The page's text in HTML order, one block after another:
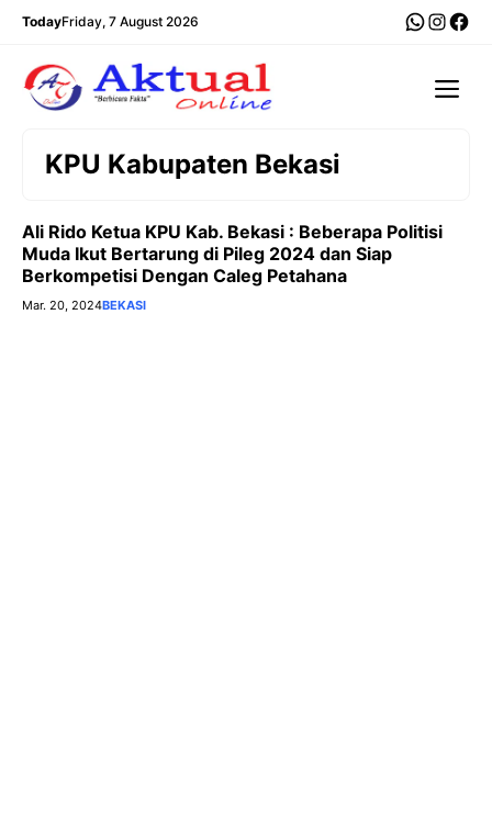
Langsung
TodayFriday, 7 August 2026
KPU Kabupaten Bekasi
Ali Rido Ketua KPU Kab. Bekasi : Beberapa Politisi
Muda Ikut Bertarung di Pileg 2024 dan Siap
Berkompetisi Dengan Caleg Petahana
Mar. 20, 2024BEKASI